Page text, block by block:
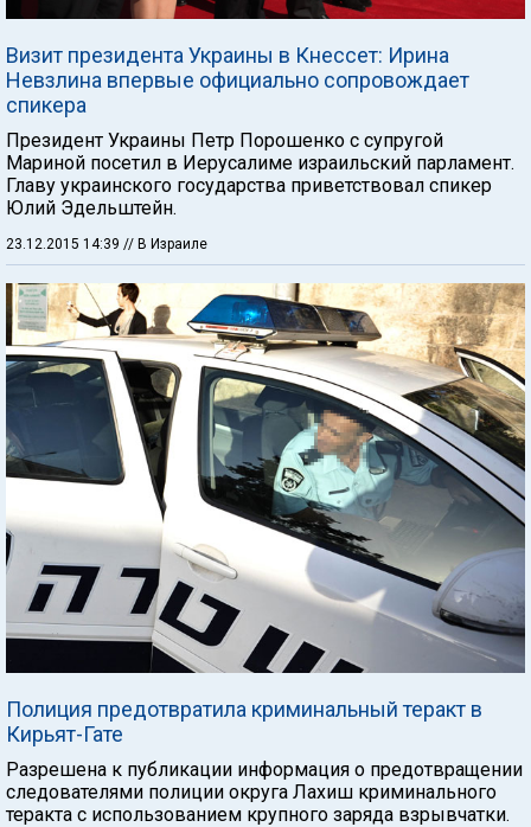
Визит президента Украины в Кнессет: Ирина
Невзлина впервые официально сопровождает
спикера
Президент Украины Петр Порошенко с супругой
Мариной посетил в Иерусалиме израильский парламент.
Главу украинского государства приветствовал спикер
Юлий Эдельштейн.
23.12.2015 14:39 // В Израиле
Полиция предотвратила криминальный теракт в
Кирьят-Гате
Разрешена к публикации информация о предотвращении
следователями полиции округа Лахиш криминального
теракта с использованием крупного заряда взрывчатки.